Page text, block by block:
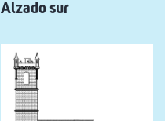
Alzado sur